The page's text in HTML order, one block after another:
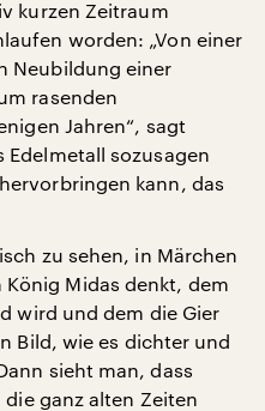
kurzen Zeitraum
worden: „Von einer
Neubildung einer
rasenden
Jahren“, sagt
Edelmetall sozusagen
kann, das
zu sehen, in Märchen
König Midas denkt, dem
wird und dem die Gier
Bild, wie es dichter und
sieht man, dass
ganz alten Zeiten